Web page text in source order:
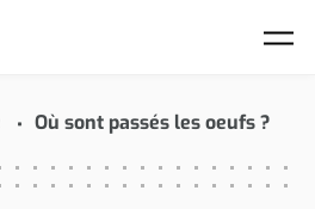
Où sont passés les oeufs ?